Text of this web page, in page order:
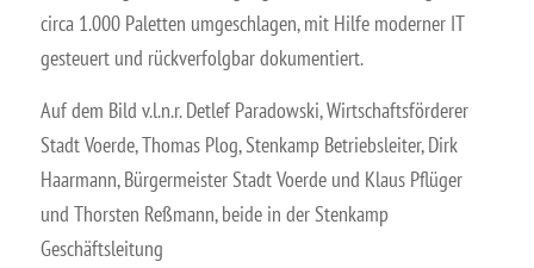
circa 1.000 Paletten umgeschlagen, mit Hilfe moderner IT
gesteuert und rückverfolgbar dokumentiert.
Auf dem Bild v.l.n.r. Detlef Paradowski, Wirtschaftsförderer
Stadt Voerde, Thomas Plog, Stenkamp Betriebsleiter, Dirk
Haarmann, Bürgermeister Stadt Voerde und Klaus Pflüger
und Thorsten Reßmann, beide in der Stenkamp
Geschäftsleitung